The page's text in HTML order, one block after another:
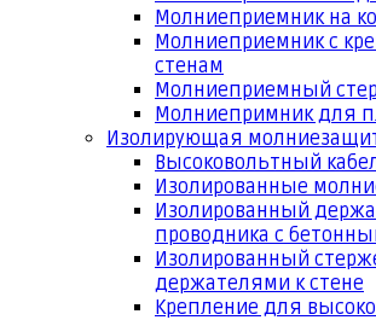
Молниеприемник на
Молниеприемник с
стенам
Молниеприемный
Молниепримник для
Изолирующая
Высоковольтный
Изолированные
Изолированный
проводника с
Изолированный
держателями к стене
Крепление для